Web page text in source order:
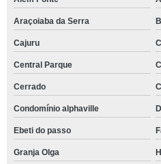
Araçoiaba da Serra
Cajuru
Central Parque
Cerrado
Condomínio alphaville
Ebeti do passo
Granja Olga